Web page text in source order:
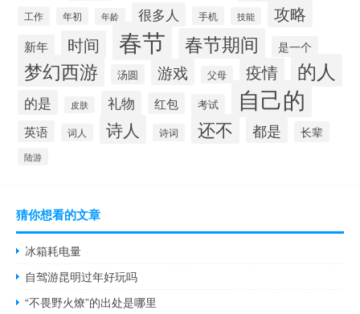
工作 年初 年龄 很多人 手机 技能 攻略
新年 时间 春节 春节期间 是一个
梦幻西游 汤圆 游戏 父母 疫情 的人
的是 皮肤 礼物 红包 考试 自己的
英语 词人 诗人 诗词 还不 都是 长辈
陆游
猜你想看的文章
冰箱耗电量
自驾游昆明过年好玩吗
“不畏野火燎”的出处是哪里